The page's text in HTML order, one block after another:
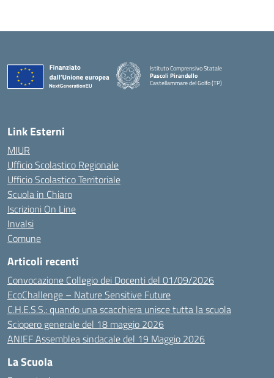
Istituto Comprensivo Statale
Pascoli Pirandello
Castellammare del Golfo (TP)
Link Esterni
MIUR
Ufficio Scolastico Regionale
Ufficio Scolastico Territoriale
Scuola in Chiaro
Iscrizioni On Line
Invalsi
Comune
Articoli recenti
Convocazione Collegio dei Docenti del 01/09/2026
EcoChallenge – Nature Sensitive Future
C.H.E.S.S.: quando una scacchiera unisce tutta la scuola
Sciopero generale del 18 maggio 2026
ANIEF Assemblea sindacale del 19 Maggio 2026
La Scuola